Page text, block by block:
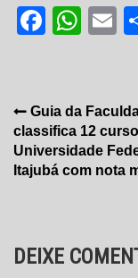
Navegação
de
Post
Guia da
classifica 12
Universidade
Itajubá com nota
DEIXE